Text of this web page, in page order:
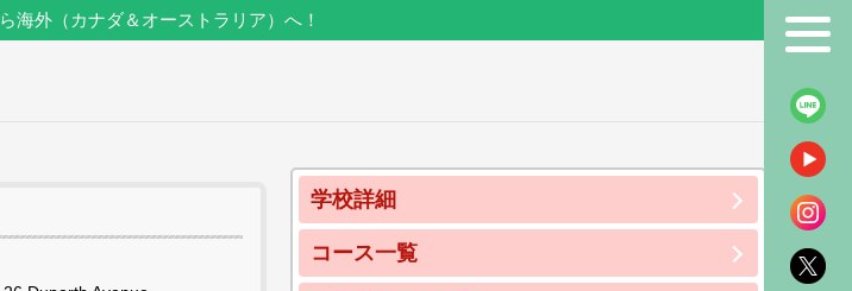
海外（カナダ＆オーストラリア）へ！
学校詳細
コース一覧